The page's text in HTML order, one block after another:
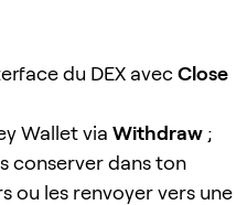
du DEX avecClose
Wallet via Withdraw ;
conserver dans ton
ou les renvoyer vers une